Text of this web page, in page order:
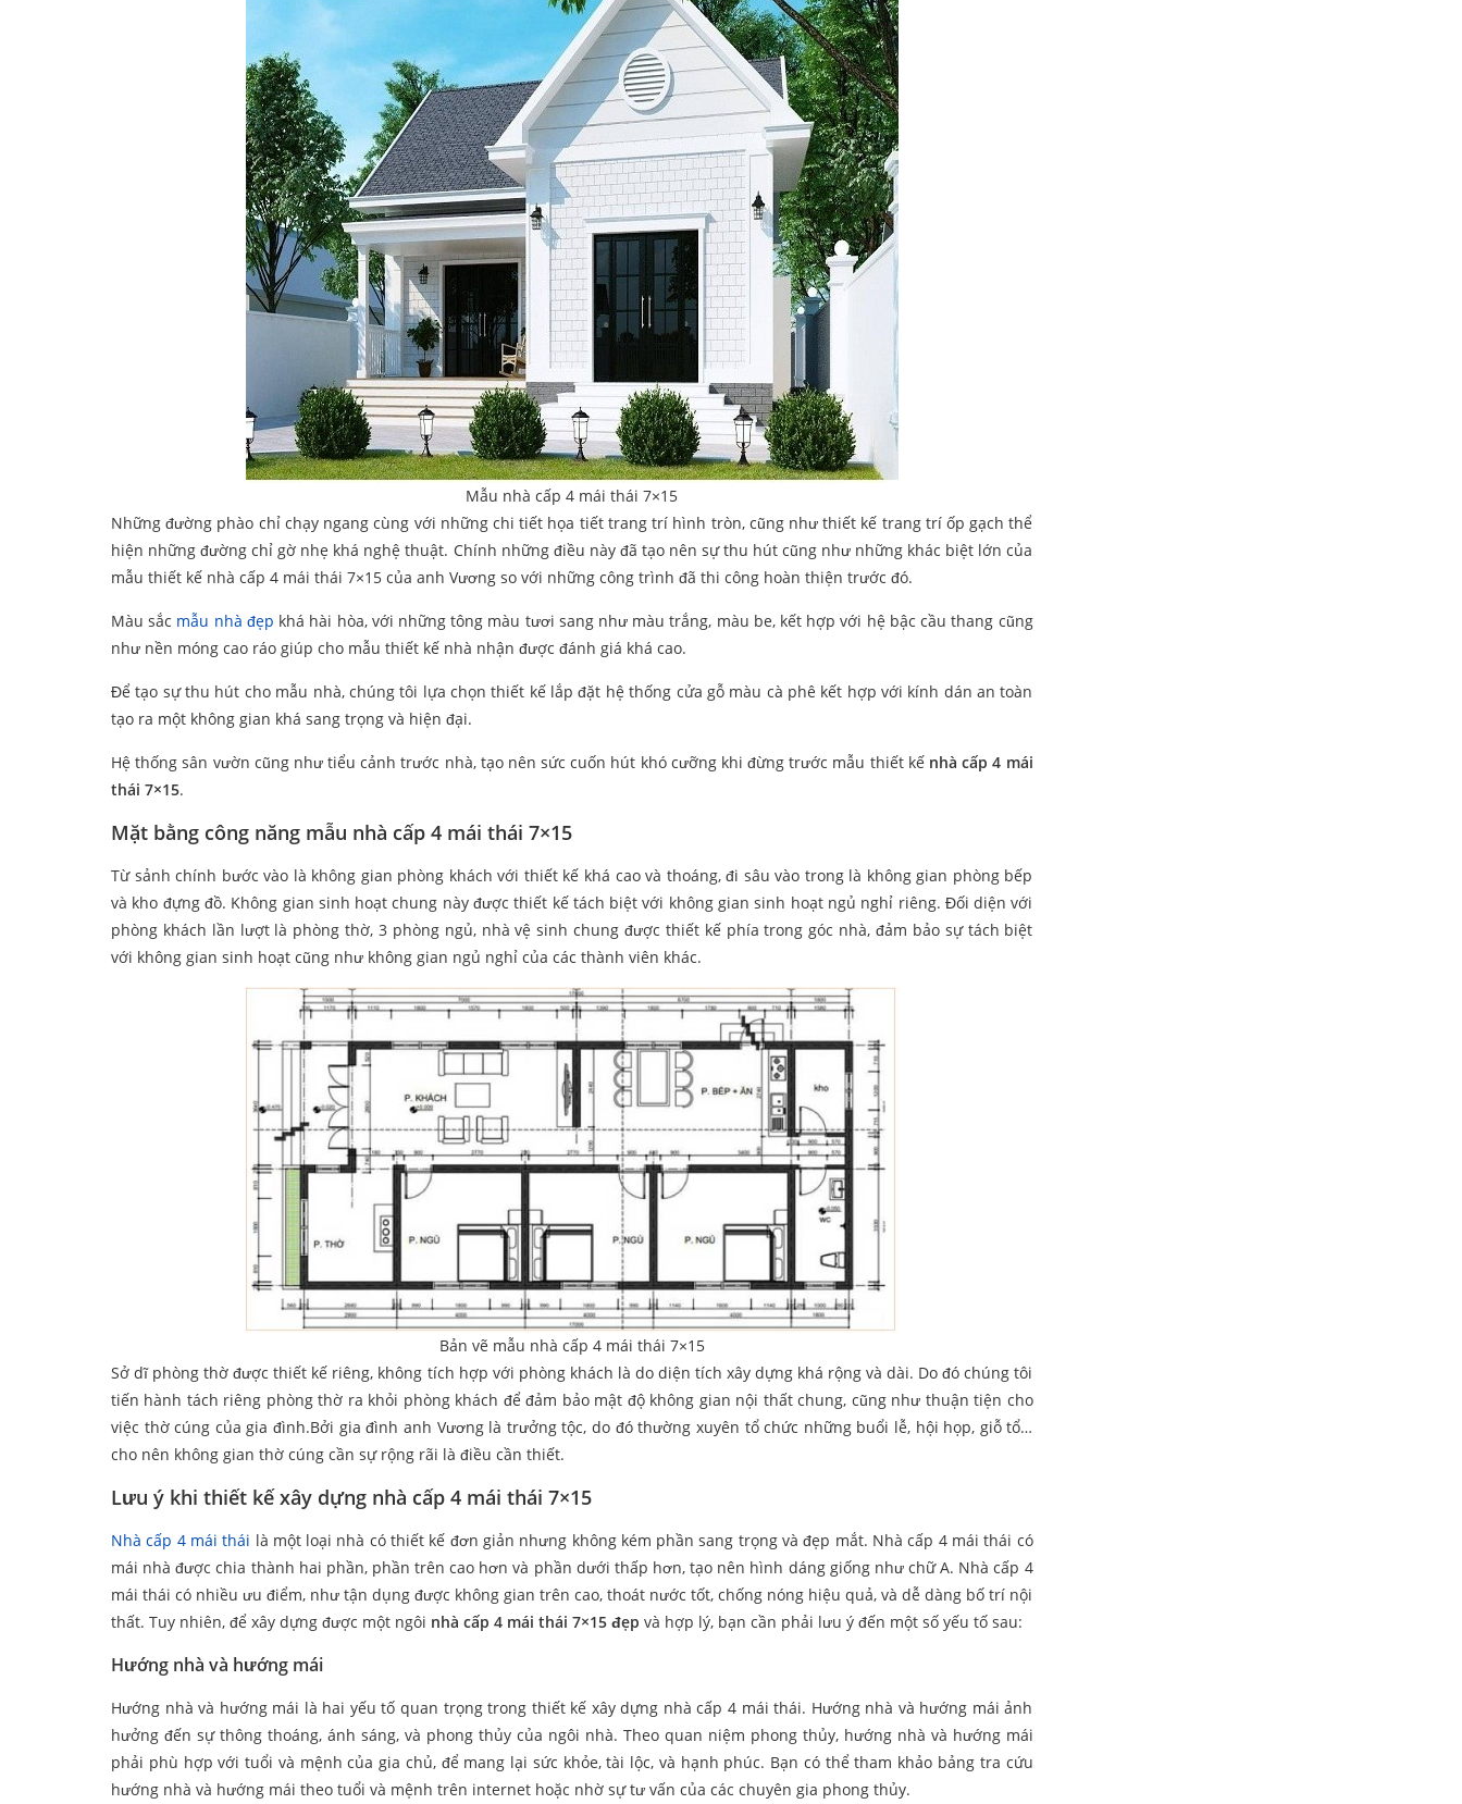
Mẫu nhà cấp 4 mái thái 7×15
Những đường phào chỉ chạy ngang cùng với những chi tiết họa tiết trang trí hình tròn, cũng như thiết kế trang trí ốp gạch thể
hiện những đường chỉ gờ nhẹ khá nghệ thuật. Chính những điều này đã tạo nên sự thu hút cũng như những khác biệt lớn của
mẫu thiết kế nhà cấp 4 mái thái 7×15 của anh Vương so với những công trình đã thi công hoàn thiện trước đó.
Màu sắc mẫu nhà đẹp khá hài hòa, với những tông màu tươi sang như màu trắng, màu be, kết hợp với hệ bậc cầu thang cũng
như nền móng cao ráo giúp cho mẫu thiết kế nhà nhận được đánh giá khá cao.
Để tạo sự thu hút cho mẫu nhà, chúng tôi lựa chọn thiết kế lắp đặt hệ thống cửa gỗ màu cà phê kết hợp với kính dán an toàn
tạo ra một không gian khá sang trọng và hiện đại.
Hệ thống sân vườn cũng như tiểu cảnh trước nhà, tạo nên sức cuốn hút khó cưỡng khi đừng trước mẫu thiết kế nhà cấp 4 mái
thái 7×15.
Mặt bằng công năng mẫu nhà cấp 4 mái thái 7×15
Từ sảnh chính bước vào là không gian phòng khách với thiết kế khá cao và thoáng, đi sâu vào trong là không gian phòng bếp
và kho đựng đồ. Không gian sinh hoạt chung này được thiết kế tách biệt với không gian sinh hoạt ngủ nghỉ riêng. Đối diện với
phòng khách lần lượt là phòng thờ, 3 phòng ngủ, nhà vệ sinh chung được thiết kế phía trong góc nhà, đảm bảo sự tách biệt
với không gian sinh hoạt cũng như không gian ngủ nghỉ của các thành viên khác.
Bản vẽ mẫu nhà cấp 4 mái thái 7×15
Sở dĩ phòng thờ được thiết kế riêng, không tích hợp với phòng khách là do diện tích xây dựng khá rộng và dài. Do đó chúng tôi
tiến hành tách riêng phòng thờ ra khỏi phòng khách để đảm bảo mật độ không gian nội thất chung, cũng như thuận tiện cho
việc thờ cúng của gia đình.Bởi gia đình anh Vương là trưởng tộc, do đó thường xuyên tổ chức những buổi lễ, hội họp, giỗ tổ…
cho nên không gian thờ cúng cần sự rộng rãi là điều cần thiết.
Lưu ý khi thiết kế xây dựng nhà cấp 4 mái thái 7×15
Nhà cấp 4 mái thái là một loại nhà có thiết kế đơn giản nhưng không kém phần sang trọng và đẹp mắt. Nhà cấp 4 mái thái có
mái nhà được chia thành hai phần, phần trên cao hơn và phần dưới thấp hơn, tạo nên hình dáng giống như chữ A. Nhà cấp 4
mái thái có nhiều ưu điểm, như tận dụng được không gian trên cao, thoát nước tốt, chống nóng hiệu quả, và dễ dàng bố trí nội
thất. Tuy nhiên, để xây dựng được một ngôi nhà cấp 4 mái thái 7×15 đẹp và hợp lý, bạn cần phải lưu ý đến một số yếu tố sau:
Hướng nhà và hướng mái
Hướng nhà và hướng mái là hai yếu tố quan trọng trong thiết kế xây dựng nhà cấp 4 mái thái. Hướng nhà và hướng mái ảnh
hưởng đến sự thông thoáng, ánh sáng, và phong thủy của ngôi nhà. Theo quan niệm phong thủy, hướng nhà và hướng mái
phải phù hợp với tuổi và mệnh của gia chủ, để mang lại sức khỏe, tài lộc, và hạnh phúc. Bạn có thể tham khảo bảng tra cứu
hướng nhà và hướng mái theo tuổi và mệnh trên internet hoặc nhờ sự tư vấn của các chuyên gia phong thủy.